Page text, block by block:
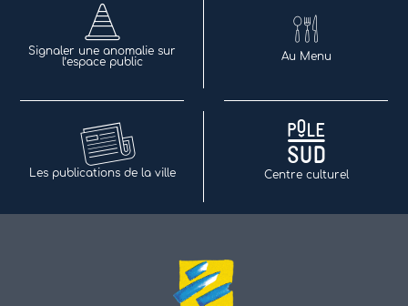
Signaler une anomalie sur
l’espace public
Au Menu
Les publications de la ville Centre culturel